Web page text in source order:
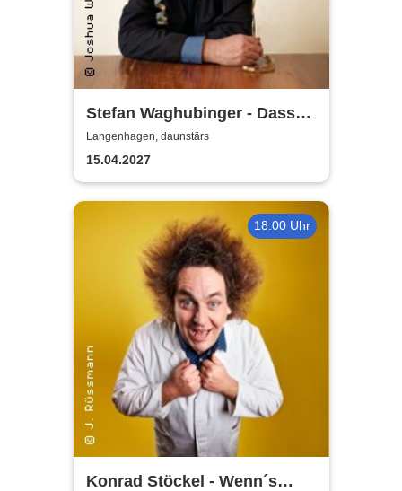
Stefan Waghubinger - Dass
ich alt bin, ist mir neu
Langenhagen, daunstärs
15.04.2027
18:00 Uhr
Konrad Stöckel - Wenn´s